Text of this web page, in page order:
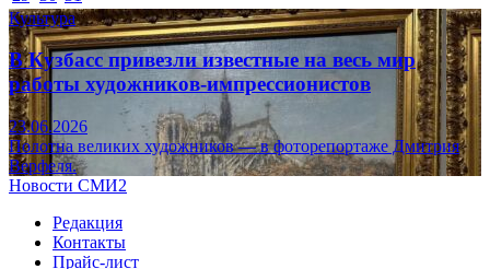
Культура
В Кузбасс привезли известные на весь мир
работы художников-импрессионистов
23.06.2026
Полотна великих художников — в фоторепортаже Дмитрия
Верфеля.
Новости СМИ2
Редакция
Контакты
Прайс-лист